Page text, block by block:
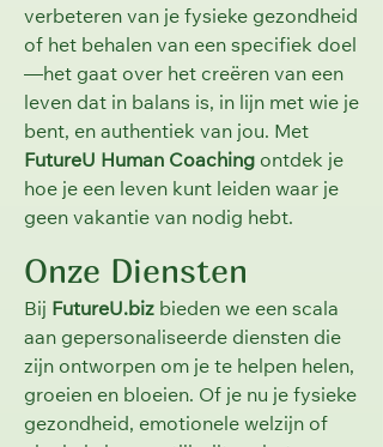
verbeteren van je fysieke gezondheid
of het behalen van een specifiek doel
—het gaat over het creëren van een
leven dat in balans is, in lijn met wie je
bent, en authentiek van jou. Met
FutureU Human Coaching ontdek je
hoe je een leven kunt leiden waar je
geen vakantie van nodig hebt.
Onze Diensten
Bij FutureU.biz bieden we een scala
aan gepersonaliseerde diensten die
zijn ontworpen om je te helpen helen,
groeien en bloeien. Of je nu je fysieke
gezondheid, emotionele welzijn of